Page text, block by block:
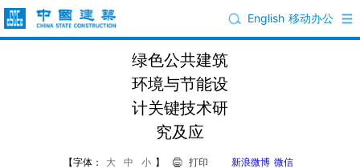
移动办公
English
绿色公共建筑
环境与节能设
计关键技术研
究及应
【字体： 大 中 小 】 打印 新浪微博 微信